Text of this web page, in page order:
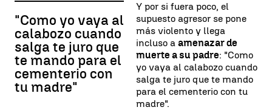
"Como yo vaya al
calabozo cuando
salga te juro que
te mando para el
cementerio con
tu madre"
Y por si fuera poco, el
supuesto agresor se pone
más violento y llega
incluso a amenazar de
muerte a su padre: "Como
yo vaya al calabozo cuando
salga te juro que te mando
para el cementerio con tu
madre".